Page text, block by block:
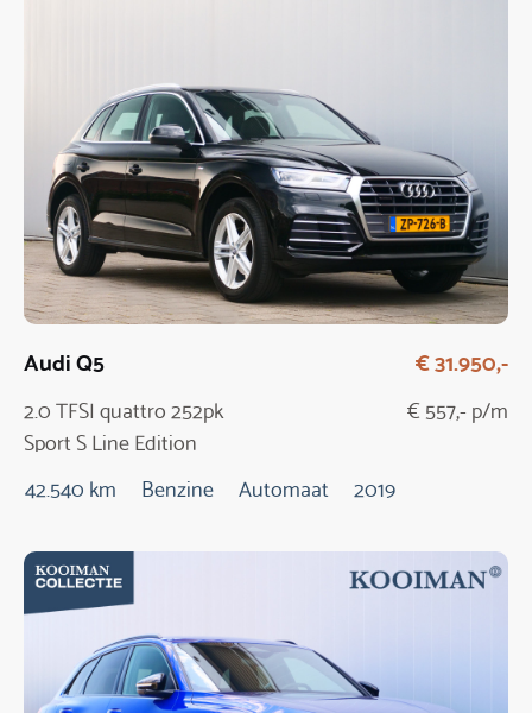
Audi Q5
2.0 TFSI quattro 252pk
Sport S Line Edition
Automaat
€ 31.950,-
€ 557,- p/m
42.540 km Benzine Automaat 2019